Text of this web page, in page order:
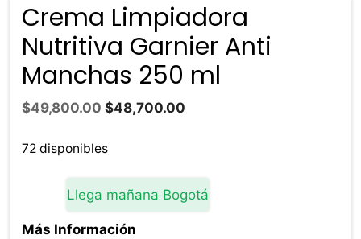
Crema Limpiadora
Nutritiva Garnier Anti
Manchas 250 ml
$49,800.00 El
original
$49,800.00.
$48,700.00
$48,700.00.
72 disponibles
Llega mañana Bogotá
Más Información